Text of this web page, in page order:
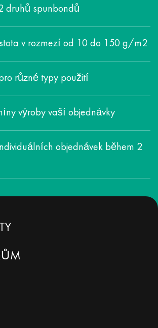
druhů spunbondů
v rozmezí od 10 do 150 g/m2
různé typy použití
výroby vaší objednávky
objednávek během 2